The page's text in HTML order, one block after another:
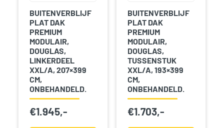
BUITENVERBLIJF
PLAT DAK
PREMIUM
MODULAIR,
DOUGLAS,
LINKERDEEL
XXL/A, 207×399
CM,
ONBEHANDELD.
€1.945,-
BUITENVERBLIJF
PLAT DAK
PREMIUM
MODULAIR,
DOUGLAS,
TUSSENSTUK
XXL/A, 193×399
CM,
ONBEHANDELD.
€1.703,-